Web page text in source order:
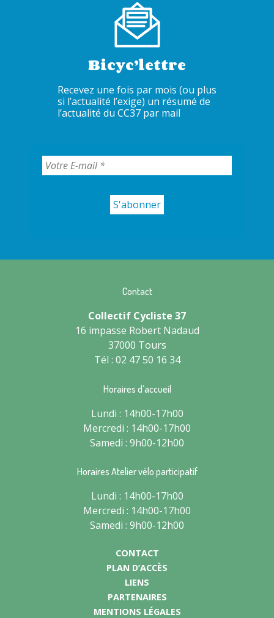
Bicyc’lettre
Recevez une fois par mois (ou plus
si l’actualité l’exige) un résumé de
l’actualité du CC37 par mail
Contact
Collectif Cycliste 37
16 impasse Robert Nadaud
37000 Tours
Tél : 02 47 50 16 34
Horaires d’accueil
Lundi : 14h00-17h00
Mercredi : 14h00-17h00
Samedi : 9h00-12h00
Horaires Atelier vélo participatif
Lundi : 14h00-17h00
Mercredi : 14h00-17h00
Samedi : 9h00-12h00
CONTACT
PLAN D’ACCÈS
LIENS
PARTENAIRES
MENTIONS LÉGALES